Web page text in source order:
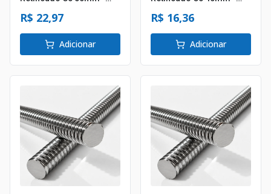
R$ 22,97
Adicionar
R$ 16,36
Adicionar